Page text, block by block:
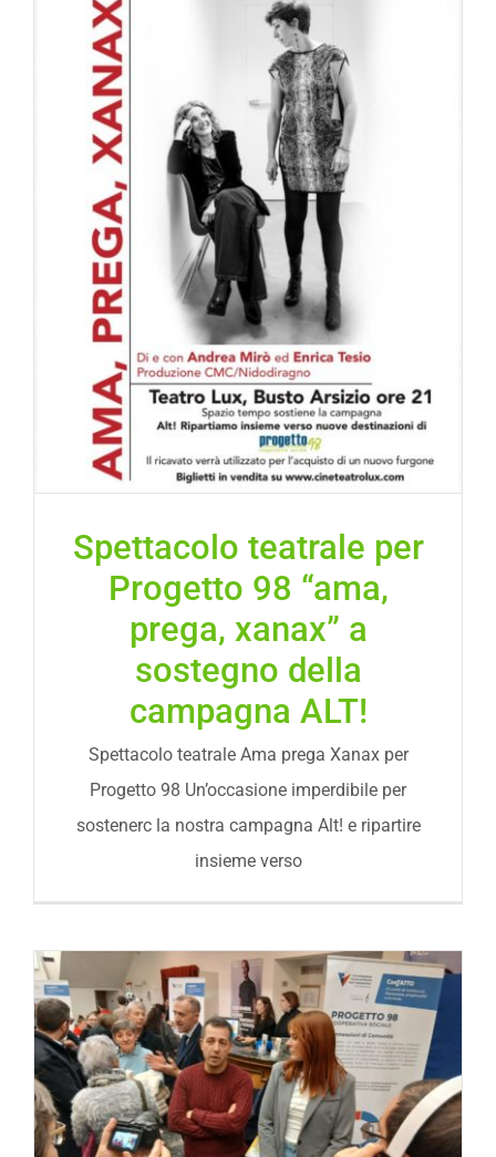
DOCUMENTI
Spettacolo teatrale per
Progetto 98 “ama,
prega, xanax” a
sostegno della
campagna ALT!
Spettacolo teatrale Ama prega Xanax per
Progetto 98 Un’occasione imperdibile per
sostenerc la nostra campagna Alt! e ripartire
insieme verso